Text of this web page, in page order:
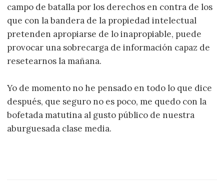
campo de batalla por los derechos en contra de los
que con la bandera de la propiedad intelectual
pretenden apropiarse de lo inapropiable, puede
provocar una sobrecarga de información capaz de
resetearnos la mañana.
Yo de momento no he pensado en todo lo que dice
después, que seguro no es poco, me quedo con la
bofetada matutina al gusto público de nuestra
aburguesada clase media.